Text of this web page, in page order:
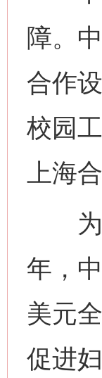
障。
合作
校园
上海
为进
年，
美元
促进